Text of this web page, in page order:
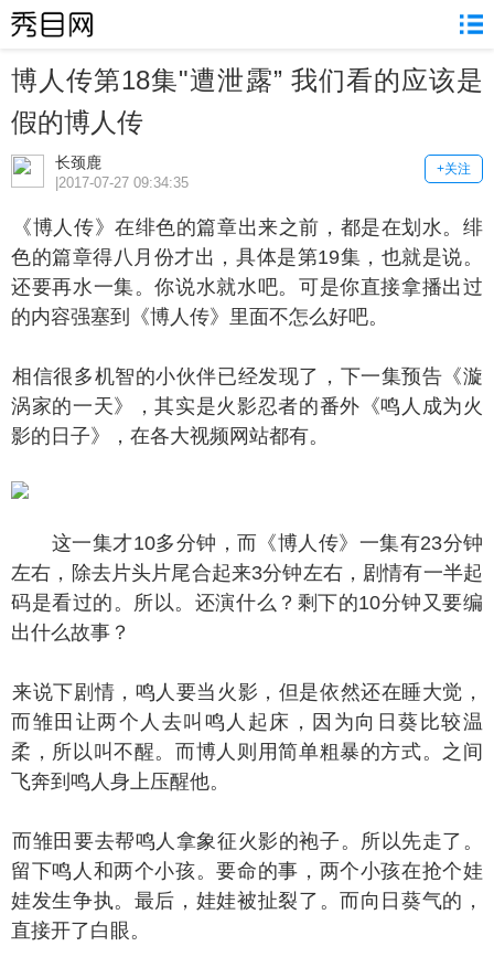
博人传第18集"遭泄露” 我们看的应该是
假的博人传
长颈鹿 +关注
|2017-07-27 09:34:35
人传》在绯色的篇章出来之前，都是在划水。绯
色的篇章得八月份才出，具体是第19集，也就是说。
还要再水一集。你说水就水吧。可是你直接拿播出过
的内容强塞到《博人传》里面不怎么好吧。
很多机智的小伙伴已经发现了，下一集预告《漩
涡家的一天》，其实是火影忍者的番外《鸣人成为火
影的日子》，在各大视频网站都有。
这一集才10多分钟，而《博人传》一集有23分钟
左右，除去片头片尾合起来3分钟左右，剧情有一半起
码是看过的。所以。还演什么？剩下的10分钟又要编
出什么故事？
下剧情，鸣人要当火影，但是依然还在睡大觉，
而雏田让两个人去叫鸣人起床，因为向日葵比较温
柔，所以叫不醒。而博人则用简单粗暴的方式。之间
飞奔到鸣人身上压醒他。
田要去帮鸣人拿象征火影的袍子。所以先走了。
留下鸣人和两个小孩。要命的事，两个小孩在抢个娃
娃发生争执。最后，娃娃被扯裂了。而向日葵气的，
直接开了白眼。